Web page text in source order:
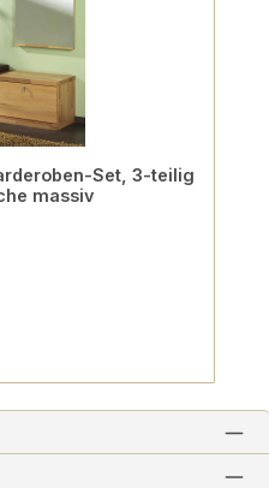
Set, 3-teilig
massiv